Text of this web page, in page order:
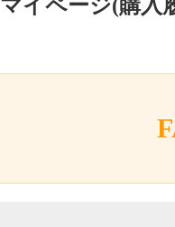
マイページ(購入